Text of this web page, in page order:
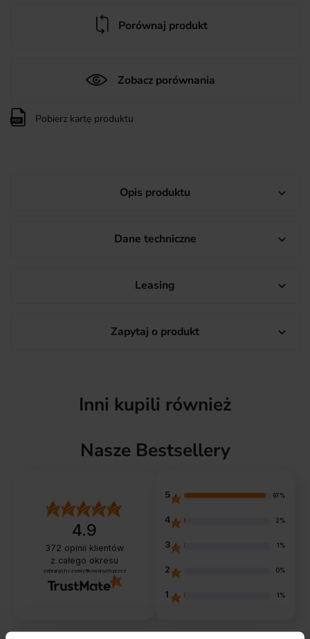
Porównaj produkt
Zobacz porównania
Pobierz kartę produktu
Opis produktu 
Dane techniczne 
Leasing 
Zapytaj o produkt 
Inni kupili również
Nasze Bestsellery
4.9
372 opinii klientów
z całego okresu
zebranych i zweryfikowanych przez
5 97%
4 2%
3 1%
2 0%
1 1%